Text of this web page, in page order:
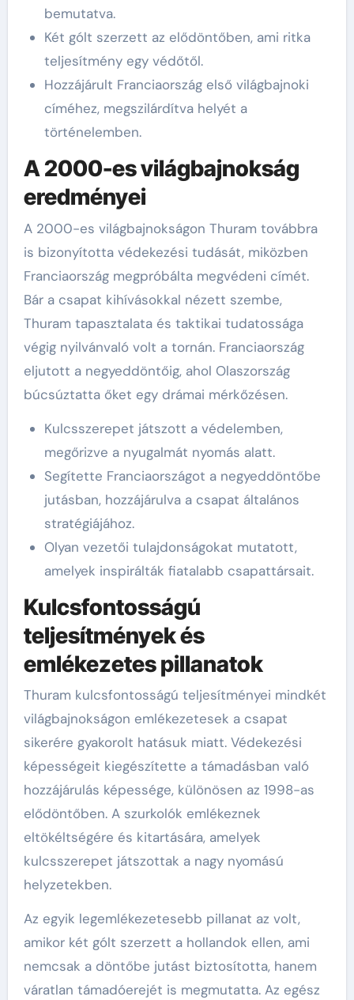
bemutatva.
Két gólt szerzett az elődöntőben, ami ritka
teljesítmény egy védőtől.
Hozzájárult Franciaország első világbajnoki
címéhez, megszilárdítva helyét a
történelemben.
A 2000-es világbajnokság
eredményei
A 2000-es világbajnokságon Thuram továbbra
is bizonyította védekezési tudását, miközben
Franciaország megpróbálta megvédeni címét.
Bár a csapat kihívásokkal nézett szembe,
Thuram tapasztalata és taktikai tudatossága
végig nyilvánvaló volt a tornán. Franciaország
eljutott a negyeddöntőig, ahol Olaszország
búcsúztatta őket egy drámai mérkőzésen.
Kulcsszerepet játszott a védelemben,
megőrizve a nyugalmát nyomás alatt.
Segítette Franciaországot a negyeddöntőbe
jutásban, hozzájárulva a csapat általános
stratégiájához.
Olyan vezetői tulajdonságokat mutatott,
amelyek inspirálták fiatalabb csapattársait.
Kulcsfontosságú
teljesítmények és
emlékezetes pillanatok
Thuram kulcsfontosságú teljesítményei mindkét
világbajnokságon emlékezetesek a csapat
sikerére gyakorolt hatásuk miatt. Védekezési
képességeit kiegészítette a támadásban való
hozzájárulás képessége, különösen az 1998-as
elődöntőben. A szurkolók emlékeznek
eltökéltségére és kitartására, amelyek
kulcsszerepet játszottak a nagy nyomású
helyzetekben.
Az egyik legemlékezetesebb pillanat az volt,
amikor két gólt szerzett a hollandok ellen, ami
nemcsak a döntőbe jutást biztosította, hanem
váratlan támadóerejét is megmutatta. Az egész